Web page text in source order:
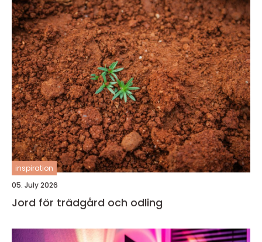
inspiration
05. July 2026
Jord för trädgård och odling